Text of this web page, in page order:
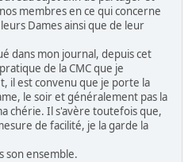
membres en ce qui concerne
Dames ainsi que de leur
dans mon journal, depuis cet
de la CMC que je
il est convenu que je porte la
le soir et généralement pas la
chérie. Il s'avère toutefois que,
de facilité, je la garde la
son ensemble.